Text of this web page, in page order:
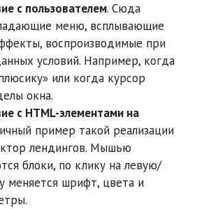
с пользователем. Сюда
меню, всплывающие
воспроизводимые при
условий. Например, когда
или когда курсор
окна.
с HTML-элементами на
пример такой реализации
лендингов. Мышью
блоки, по клику на левую/
меняется шрифт, цвета и